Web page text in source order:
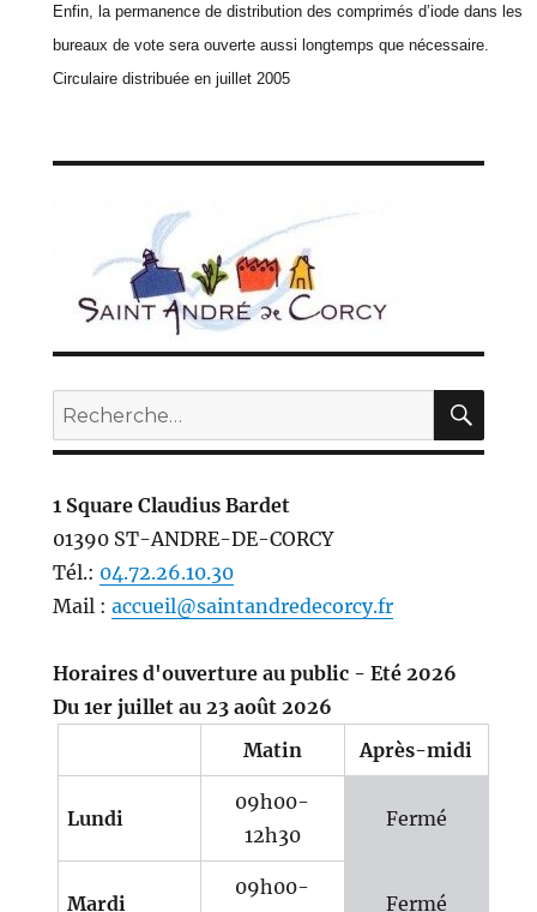
Enfin, la permanence de distribution des comprimés d’iode dans les
bureaux de vote sera ouverte aussi longtemps que nécessaire.
Circulaire distribuée en juillet 2005
Recherche
pour :
1 Square Claudius Bardet
01390 ST-ANDRE-DE-CORCY
Tél.: 04.72.26.10.30
Mail : accueil@saintandredecorcy.fr
Horaires d'ouverture au public - Eté 2026
Du 1er juillet au 23 août 2026
Matin
Après-midi
Lundi
09h00-
12h30
Fermé
Mardi
09h00-
Fermé